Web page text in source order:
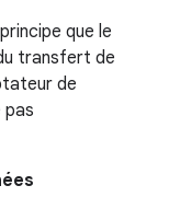
que le
transfert de
de
pas